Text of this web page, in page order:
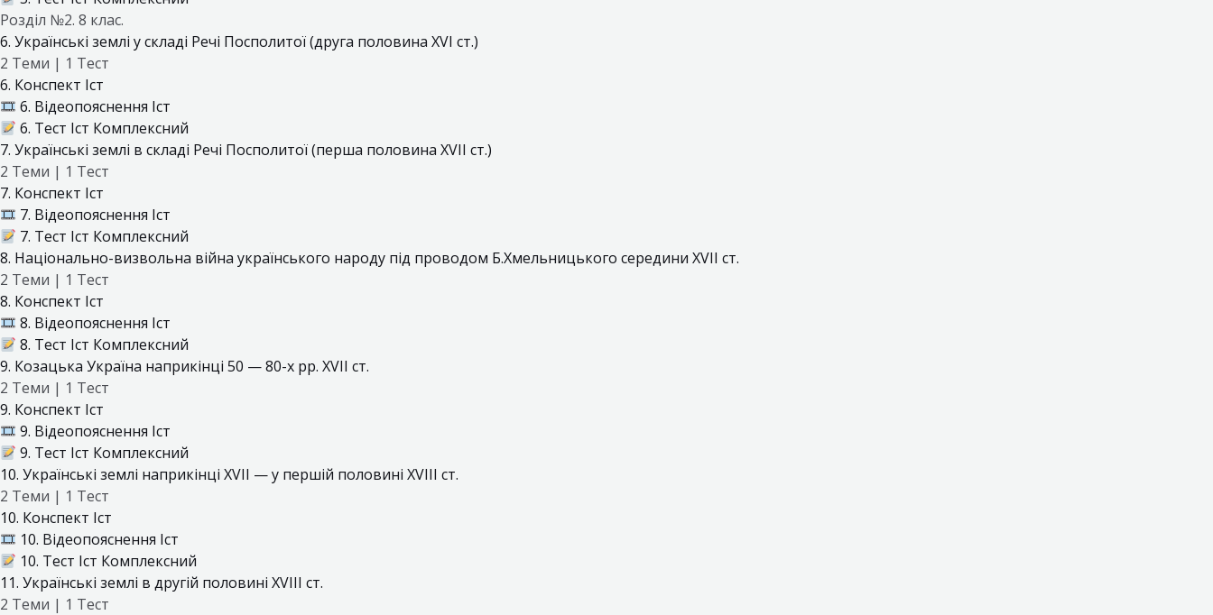
Розділ №2. 8 клас.
6. Українські землі у складі Речі Посполитої (друга половина XVI ст.)
2 Теми | 1 Тест
6. Конспект Іст
6. Відеопояснення Іст
6. Тест Іст Комплексний
7. Українські землі в складі Речі Посполитої (перша половина XVII ст.)
2 Теми | 1 Тест
7. Конспект Іст
7. Відеопояснення Іст
7. Тест Іст Комплексний
8. Національно-визвольна війна українського народу під проводом Б.Хмельницького середини XVII ст.
2 Теми | 1 Тест
8. Конспект Іст
8. Відеопояснення Іст
8. Тест Іст Комплексний
9. Козацька Україна наприкінці 50 — 80-х рр. XVII ст.
2 Теми | 1 Тест
9. Конспект Іст
9. Відеопояснення Іст
9. Тест Іст Комплексний
10. Українські землі наприкінці XVII — у першій половині XVIII ст.
2 Теми | 1 Тест
10. Конспект Іст
10. Відеопояснення Іст
10. Тест Іст Комплексний
11. Українські землі в другій половині XVIII ст.
2 Теми | 1 Тест